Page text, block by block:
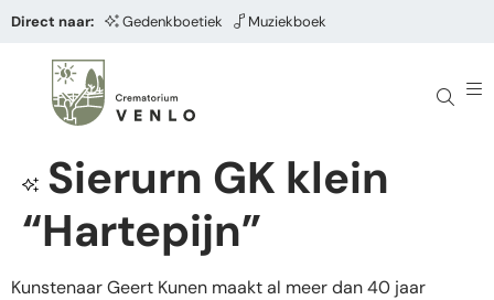
Direct naar: Gedenkboetiek Muziekboek
Sierurn GK klein
“Hartepijn”
Kunstenaar Geert Kunen maakt al meer dan 40 jaar